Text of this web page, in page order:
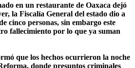
en un restaurante de Oaxaca dejó
la Fiscalía General del estado dio a
cinco personas, sin embargo este
fallecimiento por lo que ya suman
que los hechos ocurrieron la noche
donde presuntos criminales